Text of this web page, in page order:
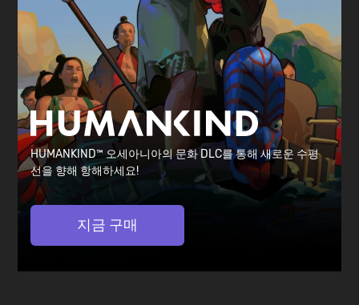
HUMANKIND™ 오세아니아의 문화 DLC를 통해 새로운 수평
선을 향해 항해하세요!
지금 구매